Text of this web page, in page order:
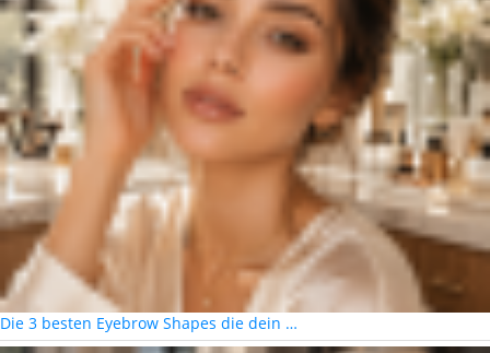
Die 3 besten Eyebrow Shapes die dein …